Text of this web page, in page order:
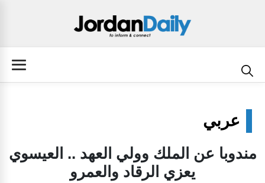
عربي
مندوبا عن الملك وولي العهد .. العيسوي
يعزي الرقاد والعمرو